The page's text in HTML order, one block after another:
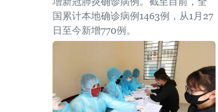
国累计本地确诊病例1463例，从1月27
日至今新增770例。